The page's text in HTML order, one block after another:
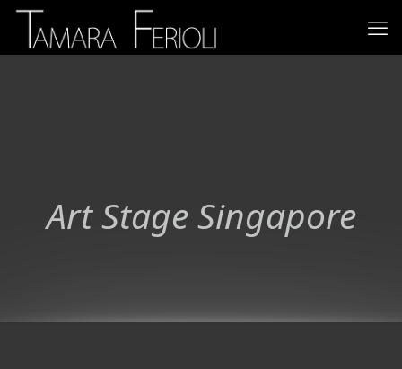
Art Stage Singapore